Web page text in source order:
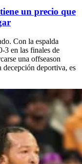
un precio que
Con la espalda
3 en las finales de
una offseason
decepción deportiva, es